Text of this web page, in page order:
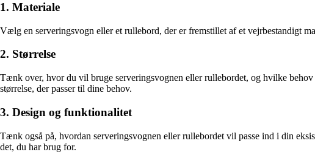
1. Materiale
Vælg en serveringsvogn eller et rullebord, der er fremstillet af et vejrbestandigt
2. Størrelse
Tænk over, hvor du vil bruge serveringsvognen eller rullebordet, og hvilke
størrelse, der passer til dine behov.
3. Design og funktionalitet
Tænk også på, hvordan serveringsvognen eller rullebordet vil passe ind i din
det, du har brug for.